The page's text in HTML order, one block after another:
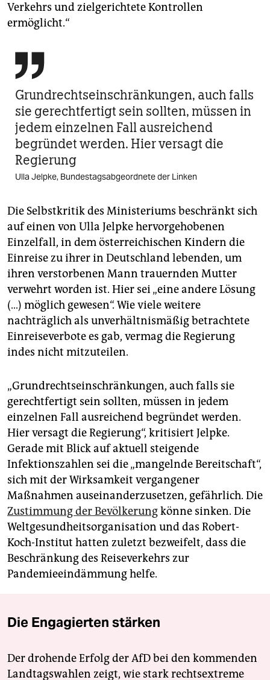
Verkehrs und zielgerichtete Kontrollen
ermöglicht.“

Grundrechtseinschränkungen, auch falls
sie gerechtfertigt sein sollten, müssen in
jedem einzelnen Fall ausreichend
begründet werden. Hier versagt die
Regierung
Ulla Jelpke, Bundestagsabgeordnete der Linken
Die Selbstkritik des Ministeriums beschränkt sich
auf einen von Ulla Jelpke hervorgehobenen
Einzelfall, in dem österreichischen Kindern die
Einreise zu ihrer in Deutschland lebenden, um
ihren verstorbenen Mann trauernden Mutter
verwehrt worden ist. Hier sei „eine andere Lösung
(…) möglich gewesen“. Wie viele weitere
nachträglich als unverhältnismäßig betrachtete
Einreiseverbote es gab, vermag die Regierung
indes nicht mitzuteilen.
„Grundrechtseinschränkungen, auch falls sie
gerechtfertigt sein sollten, müssen in jedem
einzelnen Fall ausreichend begründet werden.
Hier versagt die Regierung“, kritisiert Jelp­ke.
Gerade mit Blick auf aktuell steigende
Infektionszahlen sei die „mangelnde Bereitschaft“,
sich mit der Wirksamkeit vergangener
Maßnahmen auseinanderzusetzen, gefährlich. Die
Zustimmung der Bevölkerungkönne sinken. Die
Weltgesundheitsorganisation und das Robert-
Koch-Institut hatten zuletzt bezweifelt, dass die
Beschränkung des Reiseverkehrs zur
Pandemieeindämmung helfe.
Die Engagierten stärken
Der drohende Erfolg der AfD bei den kommenden
Landtagswahlen zeigt, wie stark rechtsextreme